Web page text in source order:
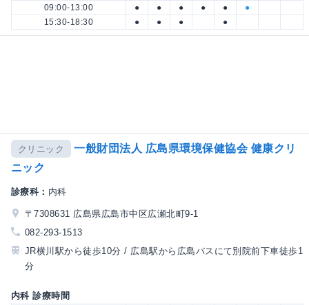
09:00-13:00
● ● ● ● ●
●
15:30-18:30
● ● ● ●
クリニック
一般財団法人 広島県環境保健協会 健康クリ
ニック
診療科： 内科
〒7308631 広島県広島市中区広瀬北町9-1
082-293-1513
JR横川駅から徒歩10分 / 広島駅から広島バスにて別院前下車徒歩1
分
内科 診療時間